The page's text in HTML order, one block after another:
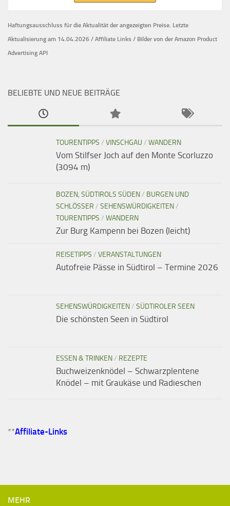
Haftungsausschluss für die Aktualität der angezeigten Preise. Letzte
Aktualisierung am 14.04.2026 / Affiliate Links / Bilder von der Amazon Product
Advertising API
BELIEBTE UND NEUE BEITRÄGE
TOURENTIPPS / VINSCHGAU / WANDERN
Vom Stilfser Joch auf den Monte Scorluzzo
(3094 m)
BOZEN, SÜDTIROLS SÜDEN/ BURGEN UND
SCHLÖSSER / SEHENSWÜRDIGKEITEN/
TOURENTIPPS / WANDERN
Zur Burg Kampenn bei Bozen (leicht)
REISETIPPS / VERANSTALTUNGEN
Autofreie Pässe in Südtirol – Termine 2026
SEHENSWÜRDIGKEITEN/ SÜDTIROLER SEEN
Die schönsten Seen in Südtirol
ESSEN & TRINKEN/ REZEPTE
Buchweizenknödel – Schwarzplentene
Knödel – mit Graukäse und Radieschen
**Affiliate-Links
MEHR